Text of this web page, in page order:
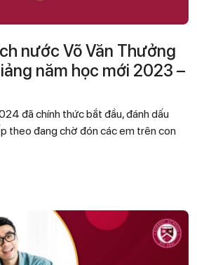
nước Võ Văn Thưởng
năm học mới 2023 –
đã chính thức bắt đầu, đánh dấu
theo đang chờ đón các em trên con